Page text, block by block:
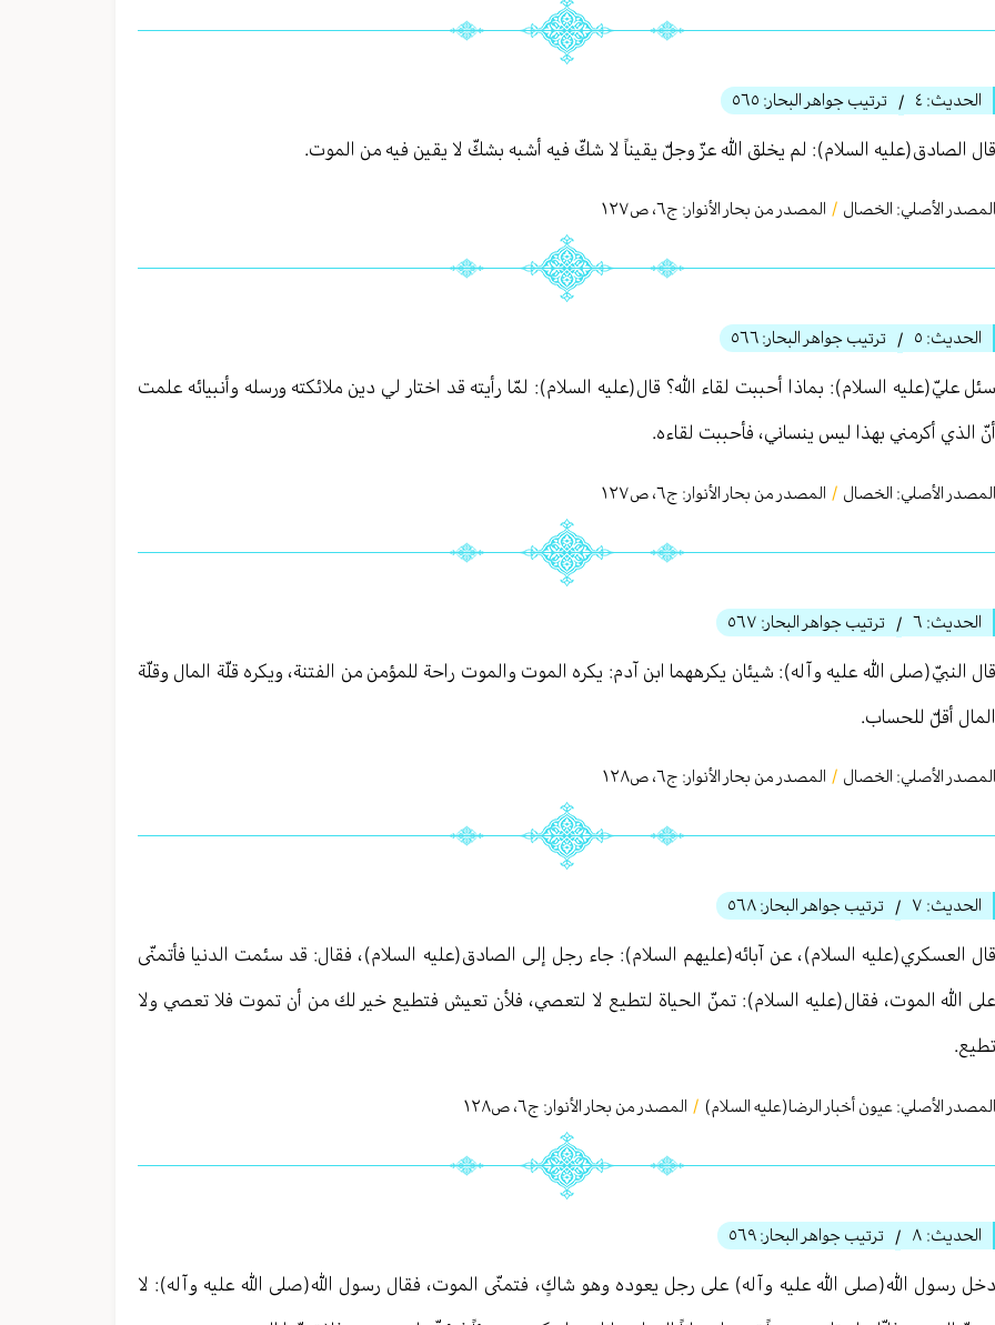
الحديث: ٤ / ترتيب جواهر البحار: ٥٦٥
قال الصادق(عليه السلام): لم يخلق الله عزّ وجلّ يقيناً لا شكّ فيه أشبه بشكّ لا يقين فيه من الموت.
المصدر الأصلي: الخصال / المصدر من بحار الأنوار: ج٦، ص١٢٧
الحديث: ٥ / ترتيب جواهر البحار: ٥٦٦
سئل عليّ(عليه السلام): بماذا أحببت لقاء الله؟ قال(عليه السلام): لمّا رأيته قد اختار لي دين ملائكته ورسله وأنبيائه علمت
أنّ الذي أكرمني بهذا ليس ينساني، فأحببت لقاءه.
المصدر الأصلي: الخصال / المصدر من بحار الأنوار: ج٦، ص١٢٧
الحديث: ٦ / ترتيب جواهر البحار: ٥٦٧
قال النبيّ(صلى الله عليه وآله): شيئان يكرههما ابن آدم: يكره الموت والموت راحة للمؤمن من الفتنة، ويكره قلّة المال وقلّة
المال أقلّ للحساب.
المصدر الأصلي: الخصال / المصدر من بحار الأنوار: ج٦، ص١٢٨
الحديث: ٧ / ترتيب جواهر البحار: ٥٦٨
قال العسكري(عليه السلام)، عن آبائه(عليهم السلام): جاء رجل إلى الصادق(عليه السلام)، فقال: قد سئمت الدنيا فأتمنّى
على الله الموت، فقال(عليه السلام): تمنّ الحياة لتطيع لا لتعصي، فلأن تعيش فتطيع خير لك من أن تموت فلا تعصي ولا
تطيع.
المصدر الأصلي: عيون أخبار الرضا(عليه السلام) / المصدر من بحار الأنوار: ج٦، ص١٢٨
الحديث: ٨ / ترتيب جواهر البحار: ٥٦٩
دخل رسول الله(صلى الله عليه وآله) على رجل يعوده وهو شاكٍ، فتمنّى الموت، فقال رسول الله(صلى الله عليه وآله): لا